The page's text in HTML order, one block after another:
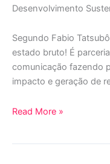
Desenvolvimento
Segundo Fabio
estado bruto! É
comunicação fazendo
impacto e geração de
Read More »